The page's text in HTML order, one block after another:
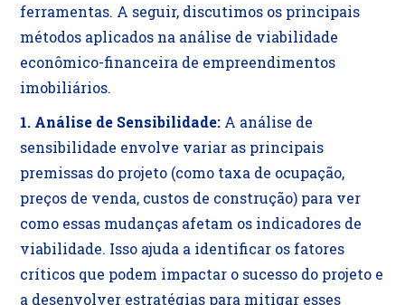
ferramentas. A seguir, discutimos os principais
métodos aplicados na análise de viabilidade
econômico-financeira de empreendimentos
imobiliários.
1. Análise de Sensibilidade: A análise de
sensibilidade envolve variar as principais
premissas do projeto (como taxa de ocupação,
preços de venda, custos de construção) para ver
como essas mudanças afetam os indicadores de
viabilidade. Isso ajuda a identificar os fatores
críticos que podem impactar o sucesso do projeto e
a desenvolver estratégias para mitigar esses